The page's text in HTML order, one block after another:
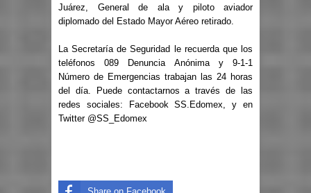
Juárez, General de ala y piloto aviador
diplomado del Estado Mayor Aéreo retirado.
La Secretaría de Seguridad le recuerda que los
teléfonos 089 Denuncia Anónima y 9-1-1
Número de Emergencias trabajan las 24 horas
del día. Puede contactarnos a través de las
redes sociales: Facebook SS.Edomex, y en
Twitter @SS_Edomex